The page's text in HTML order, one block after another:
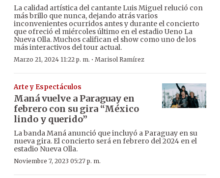
La calidad artística del cantante Luis Miguel relució con
más brillo que nunca, dejando atrás varios
inconvenientes ocurridos antes y durante el concierto
que ofreció el miércoles último en el estadio Ueno La
Nueva Olla. Muchos califican el show como uno de los
más interactivos del tour actual.
Marzo 21, 2024 11:22 p. m. · Marisol Ramírez
Arte y Espectáculos
Maná vuelve a Paraguay en
febrero con su gira “México
lindo y querido”
La banda Maná anunció que incluyó a Paraguay en su
nueva gira. El concierto será en febrero del 2024 en el
estadio Nueva Olla.
Noviembre 7, 2023 05:27 p. m.